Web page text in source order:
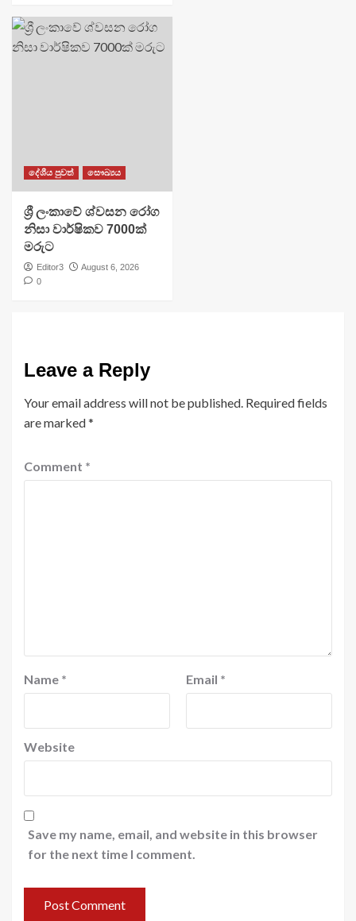
දේශීය පුවත් සෞඛ්‍යය
ශ්‍රී ලංකාවේ ශ්වසන රෝග
නිසා වාර්ෂිකව 7000ක්
මරුට
Editor3
August 6, 2026
0
Leave a Reply
Your email address will not be published. Required fields
are marked*
Comment *
Name * Email *
Website
Save my name, email, and website in this browser
for the next time I comment.